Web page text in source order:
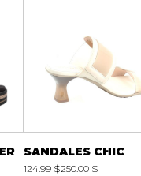
SANDALES CHIC
124.99 $250.00 $